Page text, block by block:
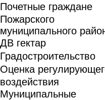
Почетные граждане
Пожарского
муниципального
ДВ гектар
Градостроительство
Оценка
воздействия
Муниципальные